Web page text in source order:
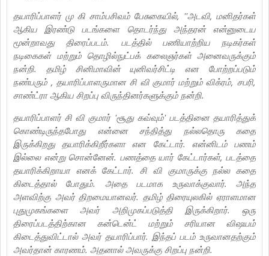
தயாரிப்பாளர் மு கி சாம்பசிவம் பேசுகையில், ''அடவி, மனிதர்கள்
ஆகிய இரண்டு படங்களை தொடர்ந்து அந்தரன் என்னுடைய
மூன்றாவது திரைப்படம். படத்தில் பணியாற்றிய நடிகர்கள்
நடிகைகள் மற்றும் தொழில்நுட்பக் கலைஞர்கள் அனைவருக்கும்
நன்றி.‌ தமிழ் சினிமாவின் யுனிவர்சிட்டி என போற்றப்படும்
நண்பரும் , தயாரிப்பாளருமான சி வி குமார் மற்றும் விக்ரம், சபரி,
சாண்ட்ரா ஆகிய சிறப்பு விருந்தினர்களுக்கும் நன்றி.
தயாரிப்பாளர் சி வி குமார் 'சூது கவ்வும்' படத்தினை தயாரித்துக்
கொண்டிருந்தபோது என்னை சந்தித்து நல்லதொரு கதை
இருக்கிறது தயாரிக்கிறீர்களா என கேட்டார். என்னிடம் பணம்
இல்லை என்று சொன்னேன். பணத்தை யார் கேட்டார்கள், படத்தை
தயாரிக்கிறாயா எனக் கேட்டார். சி வி குமாருக்கு நல்ல கதை
கிடைத்தால் போதும். அதை படமாக உருவாக்குவார். அந்த
அளவிற்கு அவர் திறமையானவர். தமிழ் திரையுலகில் ஏராளமான
புதுமுகங்களை அவர் அறிமுகப்படுத்தி இருக்கிறார். ஒரு
திரைப்படத்திற்கான கன்டென்ட் மற்றும் சரியான விஷயம்
கிடைத்துவிட்டால் அவர் தயாரிப்பார். இந்தப் படம் உருவானதற்கும்
அவர்தான் காரணம். அதனால் அவருக்கு சிறப்பு நன்றி.